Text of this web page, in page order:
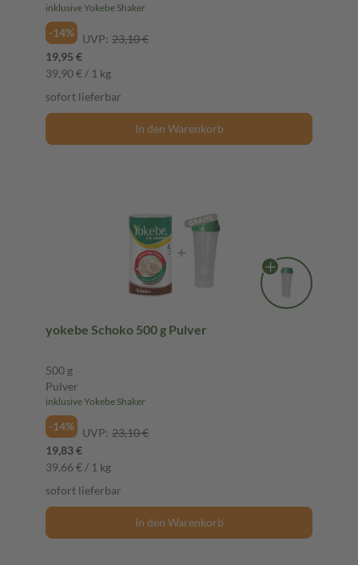
inklusive Yokebe Shaker
-14% UVP: 23,10 €
19,95 €
39,90 € / 1 kg
sofort lieferbar
In den Warenkorb
yokebe Schoko 500 g Pulver
500 g
Pulver
inklusive Yokebe Shaker
-14% UVP: 23,10 €
19,83 €
39,66 € / 1 kg
sofort lieferbar
In den Warenkorb